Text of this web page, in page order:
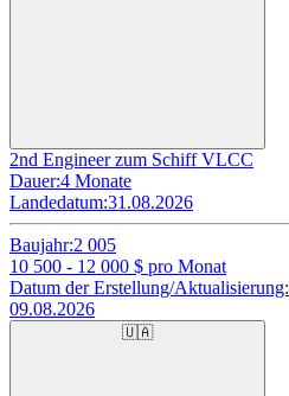
2nd Engineer zum Schiff VLCC
Dauer:4 Monate
Landedatum:31.08.2026
Baujahr:2 005
10 500 - 12 000 $ pro Monat
Datum der Erstellung/Aktualisierung:
09.08.2026
🇺🇦